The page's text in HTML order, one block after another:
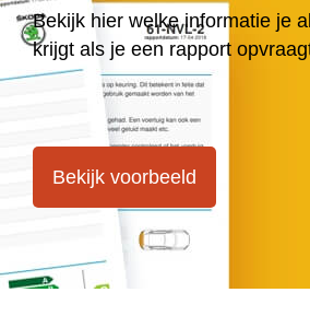
Bekijk hier welke informatie je
krijgt als je een rapport
Bekijk voorbeeld